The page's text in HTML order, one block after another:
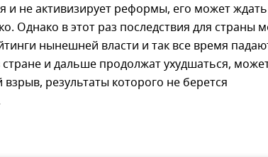
и не активизирует реформы, его может ждать
Однако в этот раз последствия для страны
нынешней власти и так все время
и дальше продолжат ухудшаться,
результаты которого не берется